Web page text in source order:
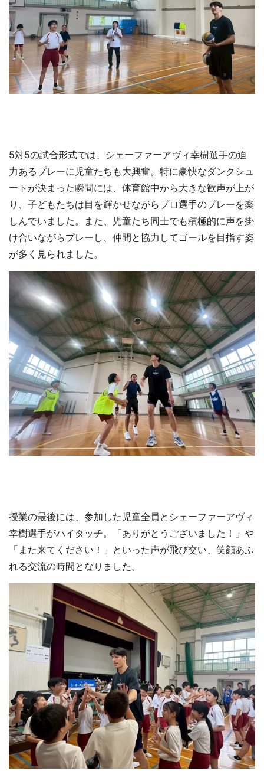
5対5の試合形式では、シェーファーアヴィ幸樹選手の迫
力あるプレーに児童たちも大興奮。特に豪快なダンクシュ
ートが決まった瞬間には、体育館中から大きな歓声が上が
り、子どもたちは目を輝かせながらプロ選手のプレーを楽
しんでいました。また、児童たち同士でも積極的に声を掛
け合いながらプレーし、仲間と協力してゴールを目指す姿
が多く見られました。
授業の最後には、参加した児童全員とシェーファーアヴィ
幸樹選手がハイタッチ。「ありがとうございました！」や
「また来てください！」といった声が飛び交い、笑顔あふ
れる交流の時間となりました。